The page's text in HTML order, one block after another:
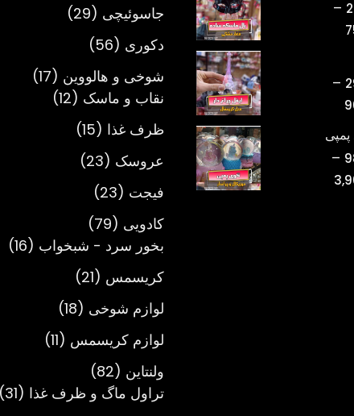
–
تومان220,000
تومان750,000
–
تومان298,000
تومان900,000
–
جاسوئیچی 29
29
دکوری 56
56
محصول
شوخی و هالووین 17
17
نقاب و ماسک 12
12
ظرف غذا 15
15
محصول
عروسک 23
23
فیجت 23
23
محصول
کادویی 79
79
محصول
بخور سرد - شبخواب 16
16
کریسمس 21
21
محصول
لوازم شوخی 18
18
محصول
لوازم کریسمس 11
11
ولنتاین 82
82
محصول
تراول ماگ و ظرف غذا 31